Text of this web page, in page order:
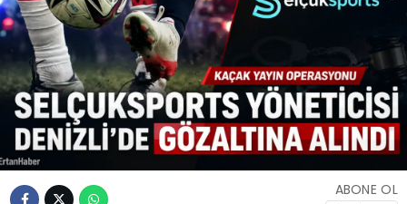
ABONE OL